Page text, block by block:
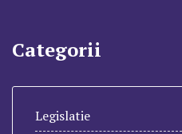
Categorii
Legislatie